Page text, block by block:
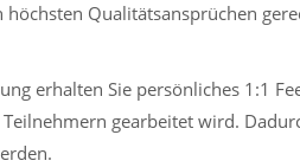
Qualitätsansprüchen
erhalten Sie persönliches 1:1
gearbeitet wird.